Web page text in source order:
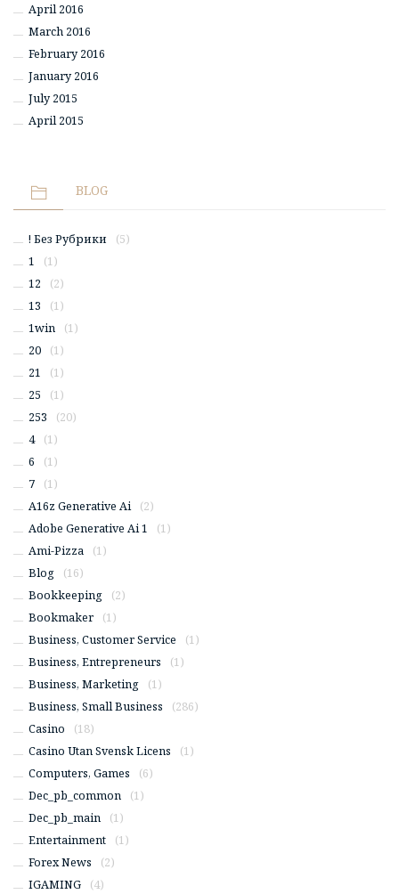
April 2016
March 2016
February 2016
January 2016
July 2015
April 2015
BLOG
! Без Рубрики
(5)
1
(1)
12
(2)
13
(1)
1win
(1)
20
(1)
21
(1)
25
(1)
253
(20)
4
(1)
6
(1)
7
(1)
A16z Generative Ai
(2)
Adobe Generative Ai 1
(1)
Ami-Pizza
(1)
Blog
(16)
Bookkeeping
(2)
Bookmaker
(1)
Business, Customer Service
(1)
Business, Entrepreneurs
(1)
Business, Marketing
(1)
Business, Small Business
(286)
Casino
(18)
Casino Utan Svensk Licens
(1)
Computers, Games
(6)
Dec_pb_common
(1)
Dec_pb_main
(1)
Entertainment
(1)
Forex News
(2)
IGAMING
(4)